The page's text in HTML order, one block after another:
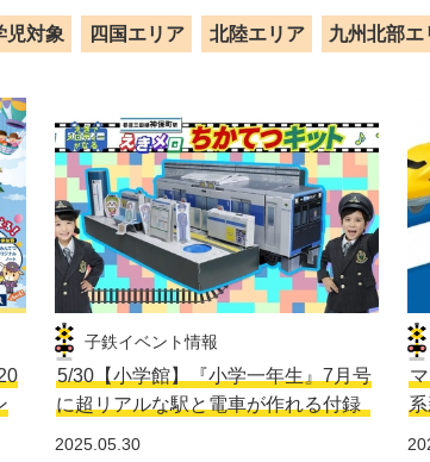
児対象 四国エリア 北陸エリア 九州北部エ
子鉄イベント情報
5/30【小学館】『小学一年生』7月号
に超リアルな駅と電車が作れる付録
2025.05.30